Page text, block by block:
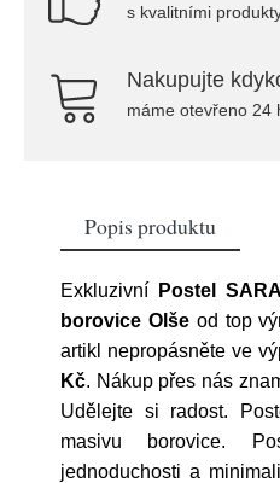
s kvalitními
Nakupujte
máme otevřeno 24
Popis produktu
Exkluzivní
Postel
borovice Olšeod top
artikl nepropásněte ve
Kč. Nákup přes nás
Udělejte si radost.
masivu borovice.
jednoduchosti a